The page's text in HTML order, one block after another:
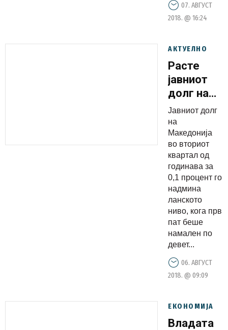
07. АВГУСТ
2018. @ 16:24
АКТУЕЛНО
Расте
јавниот
долг на
Јавниот долг
на
Македонија
во вториот
квартал од
годинава за
0,1 процент го
надмина
ланското
ниво, кога прв
пат беше
намален по
девет...
06. АВГУСТ
2018. @ 09:09
ЕКОНОМИЈА
Владата